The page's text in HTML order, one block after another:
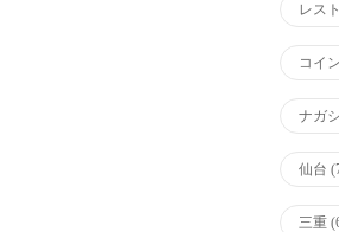
レス
コイ
ナガ
仙台
三重